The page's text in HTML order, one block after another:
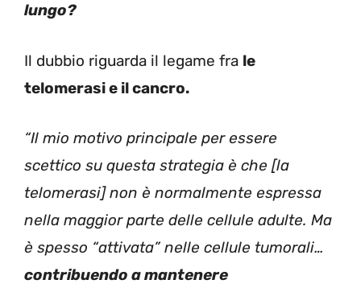
lungo?
Il dubbio riguarda il legame fra le
telomerasi e il cancro.
“Il mio motivo principale per essere
scettico su questa strategia è che [la
telomerasi] non è normalmente espressa
nella maggior parte delle cellule adulte. Ma
è spesso “attivata” nelle cellule tumorali…
contribuendo a mantenere